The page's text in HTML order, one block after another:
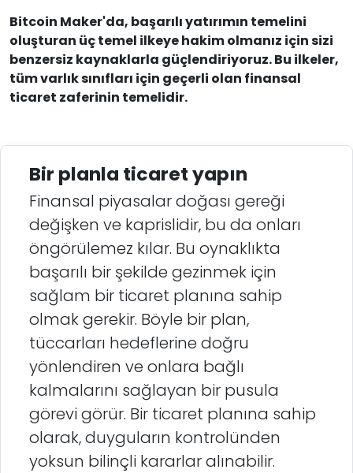
Bitcoin Maker'da, başarılı yatırımın temelini
oluşturan üç temel ilkeye hakim olmanız için sizi
benzersiz kaynaklarla güçlendiriyoruz. Bu ilkeler,
tüm varlık sınıfları için geçerli olan finansal
ticaret zaferinin temelidir.
Bir planla ticaret yapın
Finansal piyasalar doğası gereği
değişken ve kaprislidir, bu da onları
öngörülemez kılar. Bu oynaklıkta
başarılı bir şekilde gezinmek için
sağlam bir ticaret planına sahip
olmak gerekir. Böyle bir plan,
tüccarları hedeflerine doğru
yönlendiren ve onlara bağlı
kalmalarını sağlayan bir pusula
görevi görür. Bir ticaret planına sahip
olarak, duyguların kontrolünden
yoksun bilinçli kararlar alınabilir.